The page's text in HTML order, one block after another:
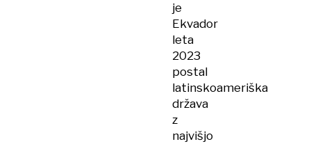
je
Ekvador
leta
2023
postal
latinskoameriška
država
z
najvišjo